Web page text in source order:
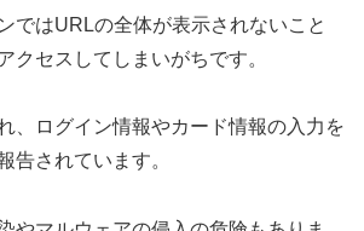
ではURLの全体が表示されないこと
クセスしてしまいがちです。
、ログイン情報やカード情報の入力を
告されています。